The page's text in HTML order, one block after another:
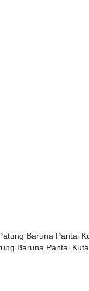
Baruna Pantai Kuta